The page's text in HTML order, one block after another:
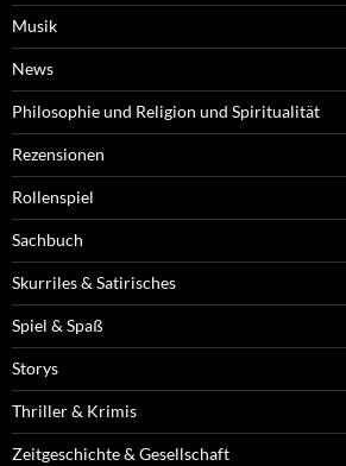
Musik
News
Philosophie und Religion und Spiritualität
Rezensionen
Rollenspiel
Sachbuch
Skurriles & Satirisches
Spiel & Spaß
Storys
Thriller & Krimis
Zeitgeschichte & Gesellschaft